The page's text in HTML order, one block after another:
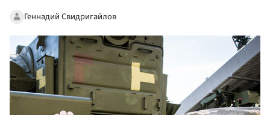
Геннадий Свидригайлов